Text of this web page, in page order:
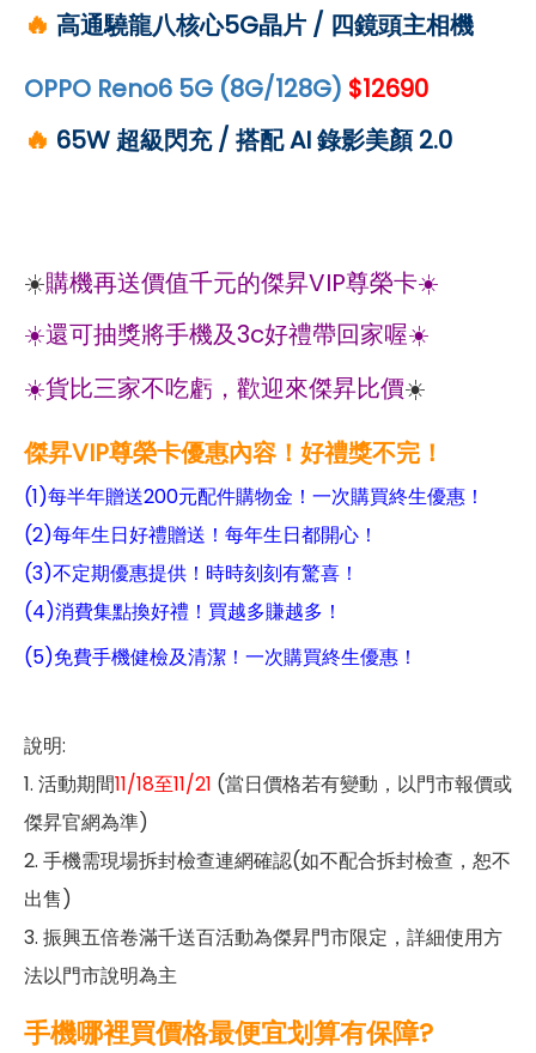
🔥 高通驍龍八核心5G晶片 / 四鏡頭主相機
OPPO Reno6 5G (8G/128G) $12690
🔥 65W 超級閃充 / 搭配 AI 錄影美顏 2.0
☀️購機再送價值千元的傑昇VIP尊榮卡☀️
☀️還可抽獎將手機及3c好禮帶回家喔☀️
☀️貨比三家不吃虧，歡迎來傑昇比價☀️
傑昇VIP尊榮卡優惠內容！好禮獎不完！
(1)每半年贈送200元配件購物金！一次購買終生優惠！
(2)每年生日好禮贈送！每年生日都開心！
(3)不定期優惠提供！時時刻刻有驚喜！
(4)消費集點換好禮！買越多賺越多！
(5)免費手機健檢及清潔！一次購買終生優惠！
說明:
1. 活動期間11/18至11/21 (當日價格若有變動，以門市報價或
傑昇官網為準)
2. 手機需現場拆封檢查連網確認(如不配合拆封檢查，恕不
出售)
3. 振興五倍卷滿千送百活動為傑昇門市限定，詳細使用方
法以門市說明為主
手機哪裡買價格最便宜划算有保障?